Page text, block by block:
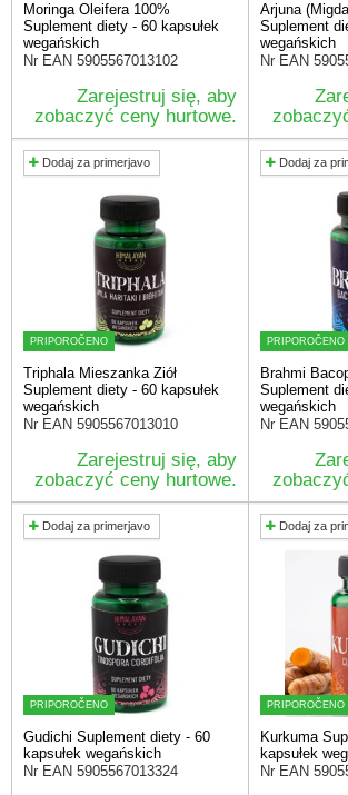
Moringa Oleifera 100%
Suplement diety - 60 kapsułek
wegańskich
Nr EAN 5905567013102
Zarejestruj się, aby
zobaczyć ceny hurtowe.
Arjuna
Suplement
wegańskich
Nr EAN
Dodaj za primerjavo
PRIPOROČENO
Triphala Mieszanka Ziół
Suplement diety - 60 kapsułek
wegańskich
Nr EAN 5905567013010
Zarejestruj się, aby
zobaczyć ceny hurtowe.
Dodaj za
PRIPOROČENO
Brahmi
Suplement
wegańskich
Nr EAN
Dodaj za primerjavo
PRIPOROČENO
Gudichi Suplement diety - 60
kapsułek wegańskich
Nr EAN 5905567013324
Dodaj za
PRIPOROČENO
Kurkuma
kapsułek
Nr EAN